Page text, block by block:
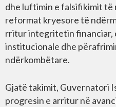
dhe luftimin e falsifikimit të
reformat kryesore të
rritur integritetin financiar,
institucionale dhe
ndërkombëtare.
Gjatë takimit, Guvernatori
progresin e arritur në